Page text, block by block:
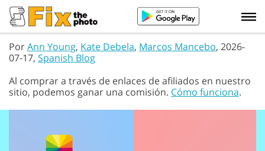
PorAnn Young, Kate Debela, Marcos Mancebo, 2026-
07-17, Spanish Blog
Al comprar a través de enlaces de afiliados en nuestro
sitio, podemos ganar una comisión. Cómo funciona.